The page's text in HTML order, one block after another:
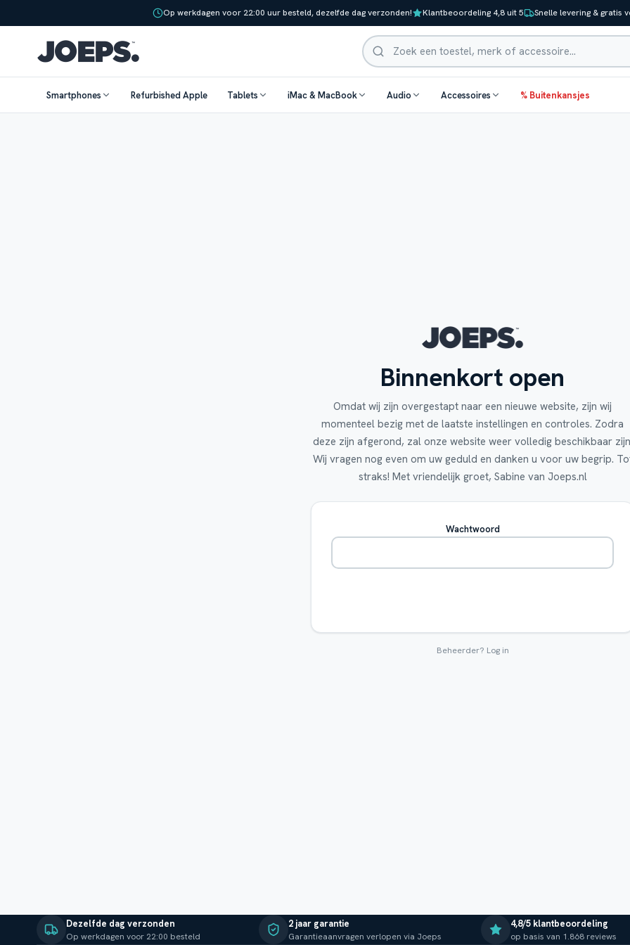
Op werkdagen voor 22:00 uur besteld, dezelfde dag verzonden! Klantbeoordeling 4,8 uit 5 Snelle levering & gratis
Zoeken
Smartphones Refurbished Apple Tablets iMac & MacBook Audio Accessoires % Buitenkansjes
Binnenkort open
Omdat wij zijn overgestapt naar een nieuwe website, zijn wij
momenteel bezig met de laatste instellingen en controles. Zodra
deze zijn afgerond, zal onze website weer volledig beschikbaar
Wij vragen nog even om uw geduld en danken u voor uw begrip.
straks! Met vriendelijk groet, Sabine van Joeps.nl
Wachtwoord
Beheerder? Log in
Dezelfde dag verzonden
Op werkdagen voor 22:00 besteld
2 jaar garantie
Garantieaanvragen verlopen via Joeps
4,8/5 klantbeoordeling
op basis van 1.868 reviews